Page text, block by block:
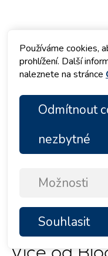
Nabídky
Katamarány
Motorové jachty
Motorové lodě
Motorové
Používáme cookies,
prohlížení. Další
naleznete na stránce
Odmítnout
nezbytné
Možnosti
Souhlasit